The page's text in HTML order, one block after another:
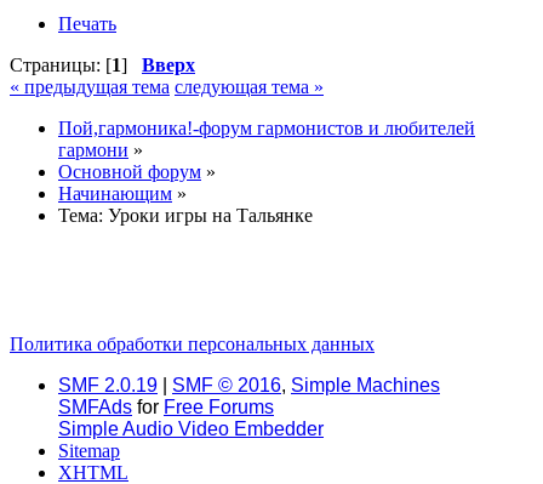
Печать
Страницы: [1] Вверх
« предыдущая тема следующая тема »
Пой,гармоника!-форум гармонистов и любителей
гармони »
Основной форум »
Начинающим »
Тема: Уроки игры на Тальянке
Политика обработки персональных данных
SMF 2.0.19
SMF © 2016, Simple Machines
SMFAds for Free Forums
Simple Audio Video Embedder
Sitemap
XHTML